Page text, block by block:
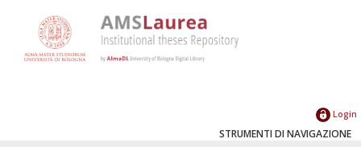
Login
STRUMENTI DI NAVIGAZIONE